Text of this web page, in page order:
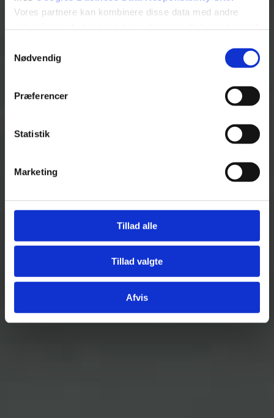
Vores partnere kan kombinere disse data med andre
Nødvendig
Præferencer
Statistik
Marketing
Tillad alle
Tillad valgte
Afvis